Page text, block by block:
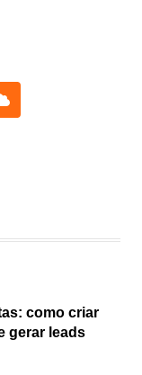
Cloud
como criar
gerar leads